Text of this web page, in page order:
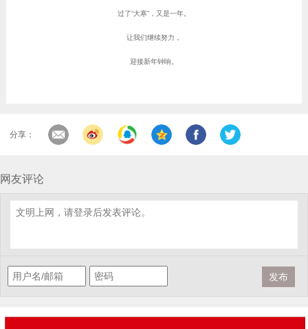
过了“大寒”，又是一年。
让我们继续努力，
迎接新年钟响。
分享：
网友评论